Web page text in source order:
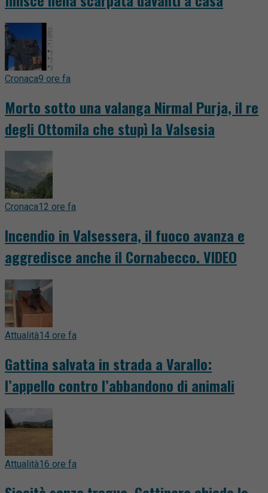
Cronaca9 ore fa
Morto sotto una valanga Nirmal Purja, il re
degli Ottomila che stupì la Valsesia
Cronaca12 ore fa
Incendio in Valsessera, il fuoco avanza e
aggredisce anche il Cornabecco. VIDEO
Attualità14 ore fa
Gattina salvata in strada a Varallo:
l’appello contro l’abbandono di animali
Attualità16 ore fa